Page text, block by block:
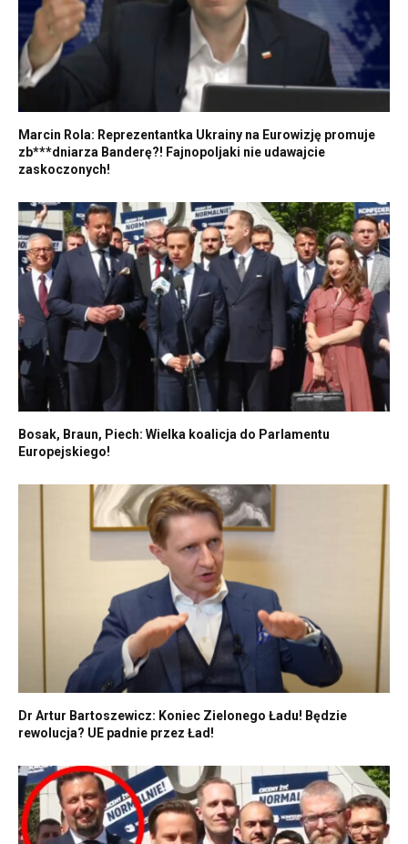
Marcin Rola: Reprezentantka Ukrainy na Eurowizję promuje
zb***dniarza Banderę?! Fajnopoljaki nie udawajcie
zaskoczonych!
Bosak, Braun, Piech: Wielka koalicja do Parlamentu
Europejskiego!
Dr Artur Bartoszewicz: Koniec Zielonego Ładu! Będzie
rewolucja? UE padnie przez Ład!